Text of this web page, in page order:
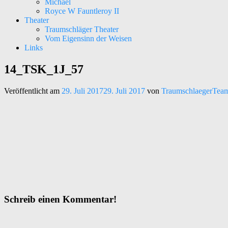
Michael
Royce W Fauntleroy II
Theater
Traumschläger Theater
Vom Eigensinn der Weisen
Links
Traumschläger Kollektiv e.V.
Kunst – Kultur – Musik
14_TSK_1J_57
Veröffentlicht am 29. Juli 201729. Juli 2017 von
Schreib einen Kommentar!